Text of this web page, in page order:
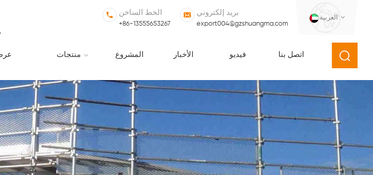
العربية
الخط الساخن
+86-13555653267
بريد إلكتروني
export004@gzshuangma.com
منتجات المشروع الأخبار فيديو اتصل بنا